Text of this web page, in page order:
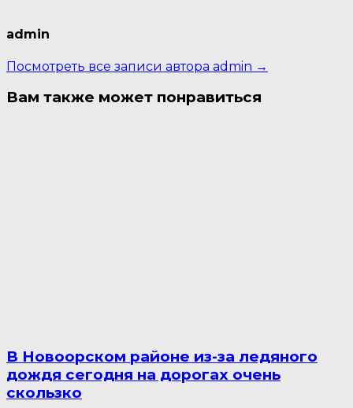
admin
Посмотреть все записи автора admin →
Вам также может понравиться
В Новоорском районе из-за ледяного
дождя сегодня на дорогах очень
скользко